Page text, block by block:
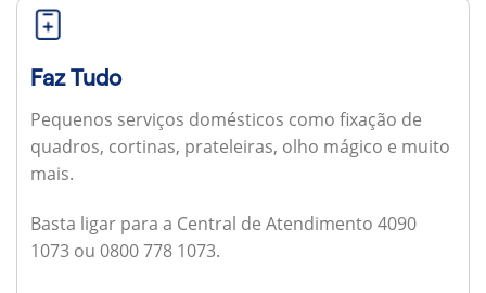
Faz Tudo
Pequenos serviços domésticos como fixação de
quadros, cortinas, prateleiras, olho mágico e muito
mais.
Basta ligar para a Central de Atendimento 4090
1073 ou 0800 778 1073.